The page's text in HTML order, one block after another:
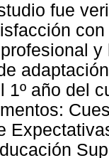
fue
1º año del